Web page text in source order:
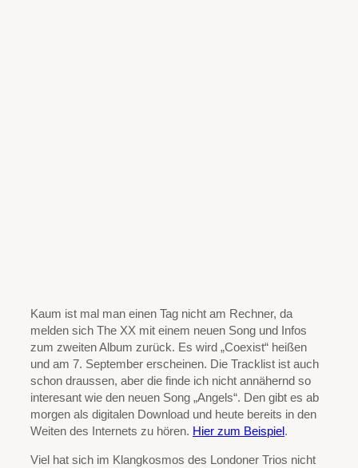
Kaum ist mal man einen Tag nicht am Rechner, da
melden sich The XX mit einem neuen Song und Infos
zum zweiten Album zurück. Es wird „Coexist“ heißen
und am 7. September erscheinen. Die Tracklist ist auch
schon draussen, aber die finde ich nicht annähernd so
interesant wie den neuen Song „Angels“. Den gibt es ab
morgen als digitalen Download und heute bereits in den
Weiten des Internets zu hören. Hier zum Beispiel .
Viel hat sich im Klangkosmos des Londoner Trios nicht